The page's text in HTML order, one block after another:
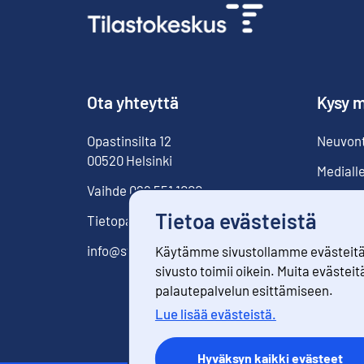
Tietoa evästeistä
Käytämme sivustollamme
sivusto toimii oikein. Muita
palautepalvelun esittämiseen.
Lue lisää evästeistä.
Hyväksyn kaikki evästeet
Ota yhteyttä
Opastinsilta 12
00520 Helsinki
Vaihde 029 551 1000
Tietopalvelu029 551 2220
info@stat.fi
Kysy